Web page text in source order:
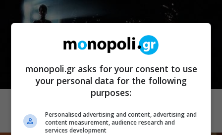
CINEMA
Demons 2
monopoli.gr asks for your consent to use
your personal data for the following
purposes:
Personalised advertising and content, advertising and
content measurement, audience research and
services development